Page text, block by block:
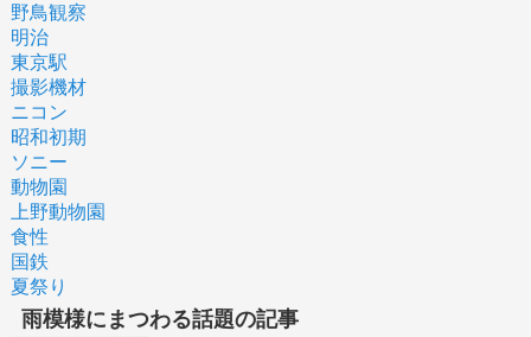
野鳥観察
明治
東京駅
撮影機材
ニコン
昭和初期
ソニー
動物園
上野動物園
食性
国鉄
夏祭り
雨模様にまつわる話題の記事